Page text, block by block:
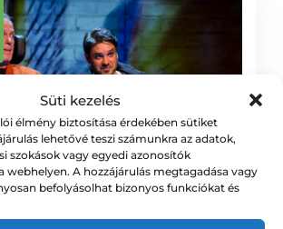
Süti kezelés
élmény biztosítása érdekében sütiket
lehetővé teszi számunkra az adatok,
szokások vagy egyedi azonosítók
webhelyen. A hozzájárulás megtagadása vagy
befolyásolhat bizonyos funkciókat és